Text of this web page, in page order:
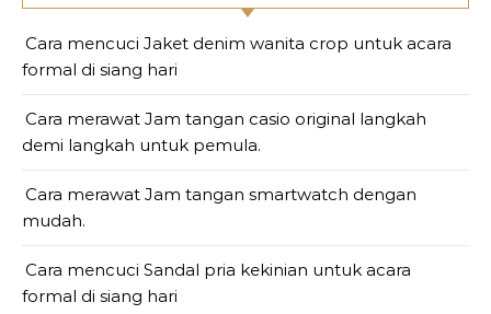
Cara mencuci Jaket denim wanita crop untuk acara
formal di siang hari
Cara merawat Jam tangan casio original langkah
demi langkah untuk pemula.
Cara merawat Jam tangan smartwatch dengan
mudah.
Cara mencuci Sandal pria kekinian untuk acara
formal di siang hari